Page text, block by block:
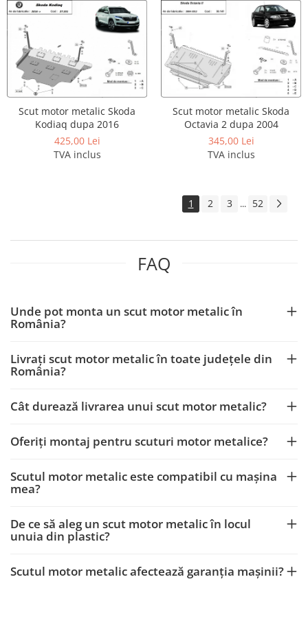
Scut motor Daihatsu
Scut motor DFSK
Scut motor Dodge
Scut motor EVO
Scut motor Ford
Scut motor Honda
Scut motor Land-Rover
Scut motor Lexus
Scut motor MAN
Scut motor Maxus
Scut motor Mercedes
Scut motor Mini
Scut motor Nissan
Scut motor Peugeot
Scut motor metalic Skoda
Kodiaq dupa 2016
425,00 Lei
TVA inclus
Scut motor metalic Skoda
Octavia 2 dupa 2004
345,00 Lei
TVA inclus
1 2 3 ... 52
FAQ
Unde pot monta un scut motor metalic în
România?
Livrați scut motor metalic în toate județele din
România?
Cât durează livrarea unui scut motor metalic?
Oferiți montaj pentru scuturi motor metalice?
Scutul motor metalic este compatibil cu mașina
mea?
De ce să aleg un scut motor metalic în locul
unuia din plastic?
Scutul motor metalic afectează garanția mașinii?